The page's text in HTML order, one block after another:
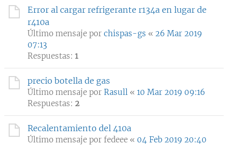
Error al cargar refrigerante r134a en lugar de
r410a
Último mensaje por chispas-gs « 26 Mar 2019
07:13
Respuestas: 1
precio botella de gas
Último mensaje por Rasull « 10 Mar 2019 09:16
Respuestas: 2
Recalentamiento del 410a
Último mensaje por fedeee « 04 Feb 2019 20:40